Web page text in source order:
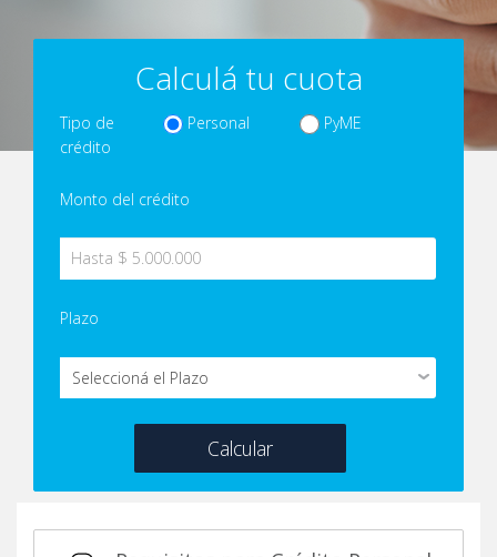
Calculá tu cuota
Tipo de
crédito
Personal PyME
Monto del crédito
Plazo
Calcular